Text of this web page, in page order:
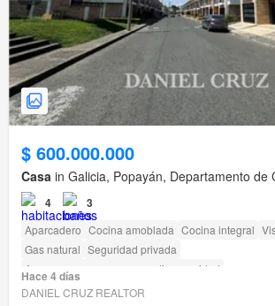
$ 600.000.000
Casa in Galicia, Popayán, Departamento de
4 3
Aparcadero Cocina amoblada Cocina integral
Gas natural Seguridad privada
Acceso para personas con discapacidad
Hace 4 días
DANIEL CRUZ REALTOR